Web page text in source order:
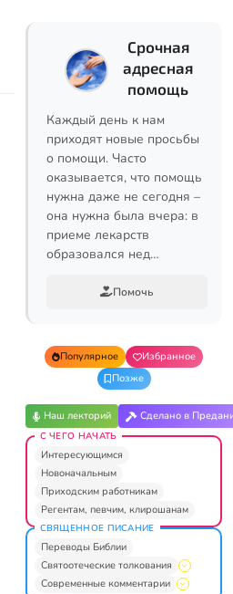
Срочная
адресная
помощь
Каждый день к нам
приходят новые просьбы
о помощи. Часто
оказывается, что помощь
нужна даже не сегодня –
она нужна была вчера: в
приеме лекарств
образовался нед…
Помочь
Популярное
Избранное
Позже
Наш лекторий Сделано в
С ЧЕГО НАЧАТЬ
Интересующимся
Новоначальным
Приходским работникам
Регентам, певчим, клирошанам
СВЯЩЕННОЕ ПИСАНИЕ
Переводы Библии
Святоотеческие толкования
Современные комментарии